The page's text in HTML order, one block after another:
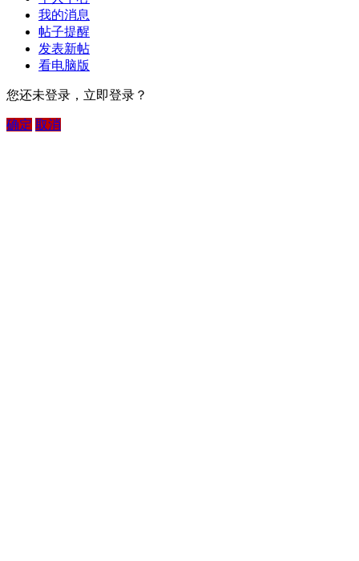
我的消息
帖子提醒
发表新帖
看电脑版
您还未登录，立即登录？
确定 取消